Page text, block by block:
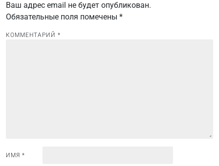
а
ц
и
с
Ваш адрес email не будет опубликован.
Обязательные поля помечены *
КОММЕНТАРИЙ *
ИМЯ *